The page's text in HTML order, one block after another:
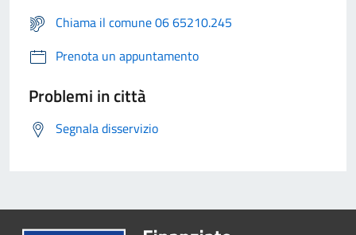
Chiama il comune 06 65210.245
Prenota un appuntamento
Problemi in città
Segnala disservizio